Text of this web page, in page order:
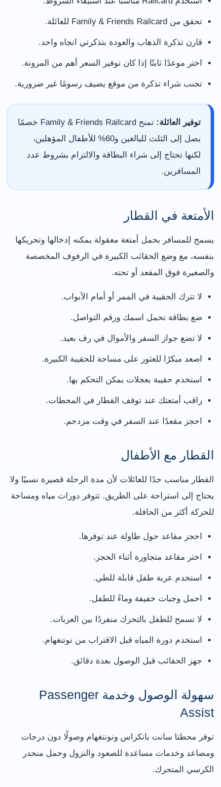
تحقق من Family & Friends Railcard للعائلة.
قارن تذكرة الذهاب والعودة بتذكرتي اتجاه واحد.
اختر موعدًا ثابتًا إذا كان توفير السعر أهم من المرونة.
تجنب شراء تذكرة من موقع يضيف رسومًا غير ضرورية.
توفير العائلة:
تمنح Family & Friends Railcard خصمًا
يصل إلى الثلث للبالغين و60% للأطفال المؤهلين،
لكنها تحتاج إلى شراء البطاقة والالتزام بشروط عدد
المسافرين.
الأمتعة في القطار
يسمح للمسافر بحمل أمتعة معقولة يمكنه إدخالها وتحريكها
بنفسه، مع وضع الحقائب الكبيرة في الرفوف المخصصة
والصغيرة فوق المقعد أو تحته.
لا تترك الحقيبة في الممر أو أمام الأبواب.
ضع بطاقة تحمل اسمك ورقم التواصل.
لا تضع جواز السفر والأموال في رف بعيد.
اصعد مبكرًا للعثور على مساحة للحقيبة الكبيرة.
استخدم حقيبة بعجلات يمكن التحكم بها.
راقب أمتعتك عند توقف القطار في المحطات.
احجز مقعدًا عند السفر في وقت مزدحم.
القطار مع الأطفال
القطار مناسب جدًا للعائلات لأن مدة الرحلة قصيرة نسبيًا ولا
يحتاج إلى استراحة على الطريق. تتوفر دورات مياه ومساحة
للحركة أكثر من الحافلة.
احجز مقاعد حول طاولة عند توفرها.
اختر مقاعد متجاورة أثناء الحجز.
استخدم عربة طفل قابلة للطي.
احمل وجبات خفيفة وماءً للطفل.
لا تسمح للطفل بالتحرك منفردًا بين العربات.
استخدم دورة المياه قبل الاقتراب من نوتنغهام.
جهز الحقائب قبل الوصول بعدة دقائق.
سهولة الوصول وخدمة Passenger
Assist
توفر محطتا سانت بانكراس ونوتنغهام وصولًا دون درجات
ومصاعد وخدمات مساعدة للصعود والنزول وحمل منحدر
الكرسي المتحرك.